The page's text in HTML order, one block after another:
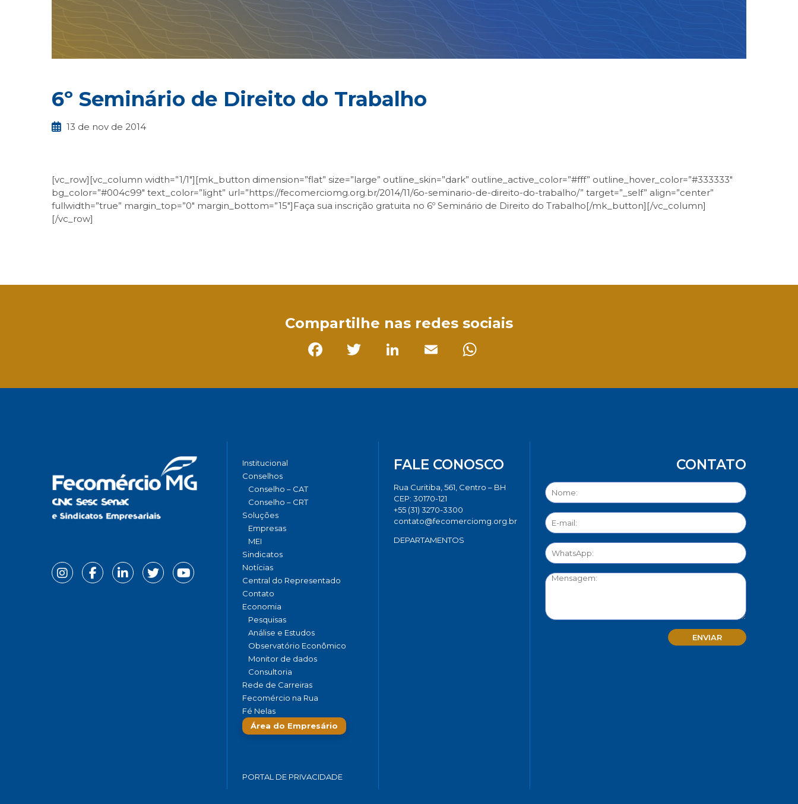
6º Seminário de Direito do Trabalho
13 de nov de 2014
[vc_row][vc_column width=”1/1″][mk_button dimension=”flat” size=”large” outline_skin=”dark” outline_active_color=”#fff” outline_hover_color=”#333333″
bg_color=”#004c99″ text_color=”light” url=”https://fecomerciomg.org.br/2014/11/6o-seminario-de-direito-do-trabalho/” target=”_self” align=”center”
fullwidth=”true” margin_top=”0″ margin_bottom=”15″]Faça sua inscrição gratuita no 6º Seminário de Direito do Trabalho[/mk_button][/vc_column]
[/vc_row]
Compartilhe nas redes sociais
Institucional
Conselhos
Conselho – CAT
Conselho – CRT
Soluções
Empresas
MEI
Sindicatos
Notícias
Central do Representado
Contato
Economia
Pesquisas
Análise e Estudos
Observatório Econômico
Monitor de dados
Consultoria
Rede de Carreiras
Fecomércio na Rua
Fé Nelas
Área do Empresário
PORTAL DE PRIVACIDADE
FALE CONOSCO
Rua Curitiba, 561, Centro – BH
CEP: 30170-121
+55 (31) 3270-3300
contato@fecomerciomg.org.br
DEPARTAMENTOS
CONTATO